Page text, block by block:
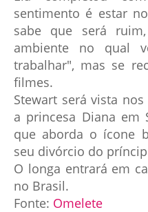
sentimento é estar
sabe que será
ambiente no qual
trabalhar", mas se
filmes.
Stewart será vista
a princesa Diana em
que aborda o ícone
seu divórcio do
O longa entrará em
no Brasil.
Fonte: Omelete